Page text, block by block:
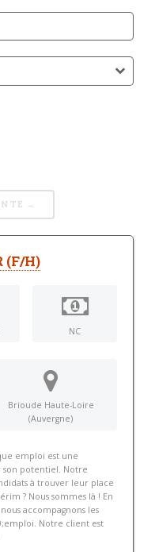
→
(F/H)
NC
Brioude Haute-Loire
(Auvergne)
emploi est une
potentiel. Notre
à trouver leur place
? Nous sommes là ! En
accompagnons les
Notre client est